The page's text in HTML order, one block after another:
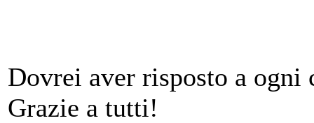
Dovrei aver risposto a ogni
Grazie a tutti!